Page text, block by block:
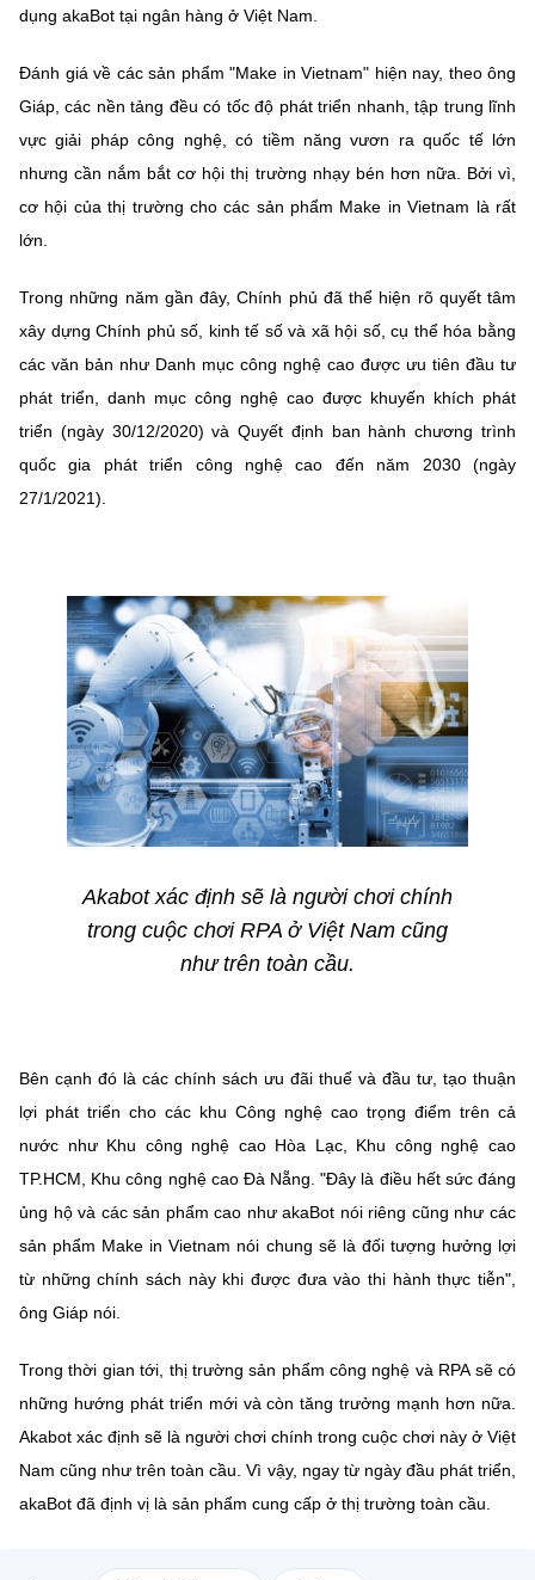
dụng akaBot tại ngân hàng ở Việt Nam.
Đánh giá về các sản phẩm "Make in Vietnam" hiện nay, theo ông
Giáp, các nền tảng đều có tốc độ phát triển nhanh, tập trung lĩnh
vực giải pháp công nghệ, có tiềm năng vươn ra quốc tế lớn
nhưng cần nắm bắt cơ hội thị trường nhạy bén hơn nữa. Bởi vì,
cơ hội của thị trường cho các sản phẩm Make in Vietnam là rất
lớn.
Trong những năm gần đây, Chính phủ đã thể hiện rõ quyết tâm
xây dựng Chính phủ số, kinh tế số và xã hội số, cụ thể hóa bằng
các văn bản như Danh mục công nghệ cao được ưu tiên đầu tư
phát triển, danh mục công nghệ cao được khuyến khích phát
triển (ngày 30/12/2020) và Quyết định ban hành chương trình
quốc gia phát triển công nghệ cao đến năm 2030 (ngày
27/1/2021).
Akabot xác định sẽ là người chơi chính
trong cuộc chơi RPA ở Việt Nam cũng
như trên toàn cầu.
Bên cạnh đó là các chính sách ưu đãi thuế và đầu tư, tạo thuận
lợi phát triển cho các khu Công nghệ cao trọng điểm trên cả
nước như Khu công nghệ cao Hòa Lạc, Khu công nghệ cao
TP.HCM, Khu công nghệ cao Đà Nẵng. "Đây là điều hết sức đáng
ủng hộ và các sản phẩm cao như akaBot nói riêng cũng như các
sản phẩm Make in Vietnam nói chung sẽ là đối tượng hưởng lợi
từ những chính sách này khi được đưa vào thi hành thực tiễn",
ông Giáp nói.
Trong thời gian tới, thị trường sản phẩm công nghệ và RPA sẽ có
những hướng phát triển mới và còn tăng trưởng mạnh hơn nữa.
Akabot xác định sẽ là người chơi chính trong cuộc chơi này ở Việt
Nam cũng như trên toàn cầu. Vì vậy, ngay từ ngày đầu phát triển,
akaBot đã định vị là sản phẩm cung cấp ở thị trường toàn cầu.